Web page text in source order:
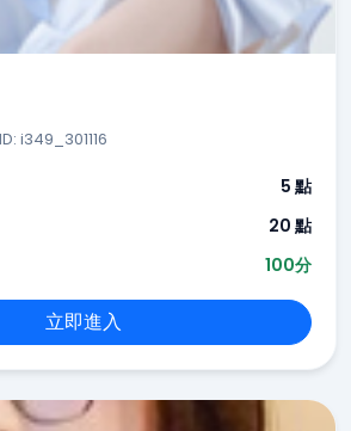
ID: i349_301116
5 點
20 點
100分
立即進入